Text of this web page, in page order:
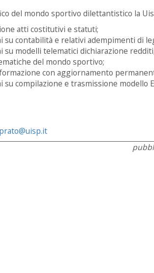
del mondo sportivo dilettantistico la
atti costitutivi e statuti;
su contabilità e relativi adempimenti di
su modelli telematici dichiarazione
del mondo sportivo;
con aggiornamento
su compilazione e trasmissione modello